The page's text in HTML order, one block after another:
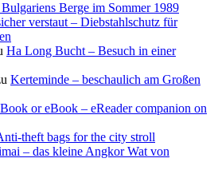
Berge im Sommer 1989
verstaut – Diebstahlschutz für
Ha Long Bucht – Besuch in einer
Kerteminde – beschaulich am Großen
Book or eBook – eReader companion on
theft bags for the city stroll
– das kleine Angkor Wat von